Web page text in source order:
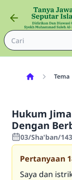
Tema
Hukum
Dengan
03/Sha'ban/
Pertanyaan
Saya dan